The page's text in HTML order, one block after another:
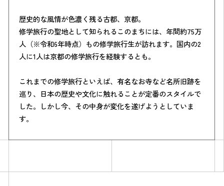
Simulation
CO₂削減効果を測る
Action list
アクションリスト
歴史的な風情が色濃く残る古都、京都。
修学旅行の聖地として知られるこのまちには、年間約75万
人（※令和6年時点）もの修学旅行生が訪れます。国内の2
人に1人は京都の修学旅行を経験するとも。
これまでの修学旅行といえば、有名なお寺など名所旧跡を
巡り、日本の歴史や文化に触れることが定番のスタイルで
した。しかし今、その中身が変化を遂げようとしていま
す。